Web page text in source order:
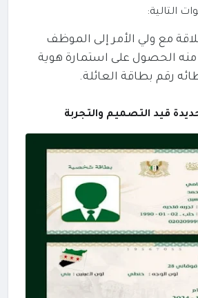
التالية:
مع ولي الأمر إلى الموظف
الحصول على استمارة هوية
رقم بطاقة العائلة.
قيد التصميم والتجربة